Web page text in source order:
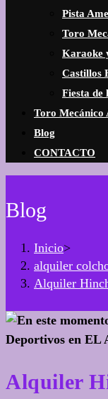
Pista
Toro
Karaoke
Castillos
Fiesta de
Toro Mecánico
Blog
CONTACTO
Blog
Inicio>
alquiler
Alquiler
Alquiler